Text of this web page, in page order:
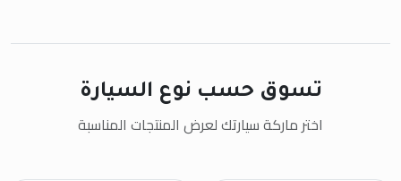
تسوق حسب نوع السيارة
اختر ماركة سيارتك لعرض المنتجات المناسبة